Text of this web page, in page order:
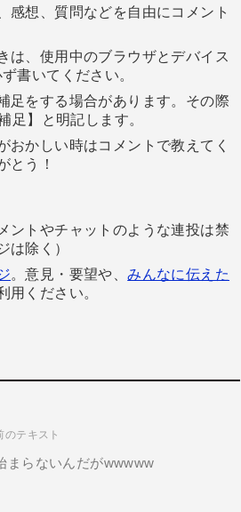
感想、質問などを自由にコメント
は、使用中のブラウザとデバイス
書いてください。
足をする場合があります。その際
足】と明記します。
おかしい時はコメントで教えてく
とう！
ントやチャットのような連投は禁
は除く）
。意見・要望や、みんなに伝えた
用ください。
のテキスト
まらないんだがwwwww